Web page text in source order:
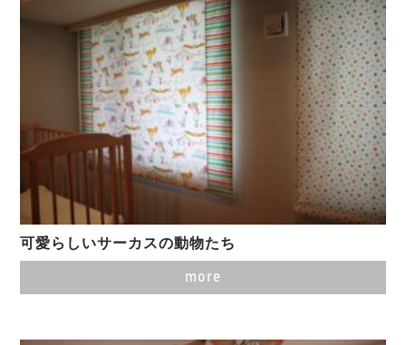
可愛らしいサーカスの動物たち
more